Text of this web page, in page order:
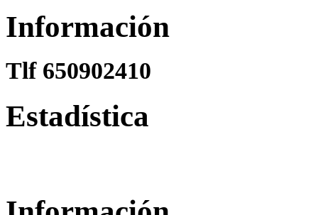
Información
Tlf 650902410
Estadística